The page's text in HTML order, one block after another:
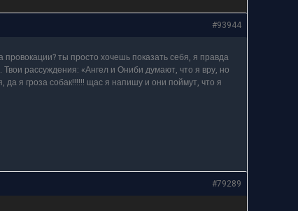
#93944
ты просто хочешь показать себя, я правда
рассуждения: «Ангел и Ониби думают, что я вру, но
да я гроза собак!!!!!! щас я напишу и они поймут, что я
#79289